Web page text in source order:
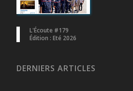
L'Écoute #179
Édition : Eté 2026
DERNIERS ARTICLES